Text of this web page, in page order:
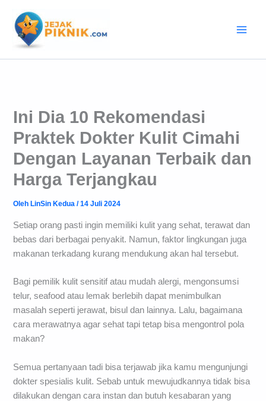
konten
Ini Dia 10 Rekomendasi
Praktek Dokter Kulit Cimahi
Dengan Layanan Terbaik dan
Harga Terjangkau
Oleh LinSin Kedua/14 Juli 2024
Setiap orang pasti ingin memiliki kulit yang sehat, terawat dan
bebas dari berbagai penyakit. Namun, faktor lingkungan juga
makanan terkadang kurang mendukung akan hal tersebut.
Bagi pemilik kulit sensitif atau mudah alergi, mengonsumsi
telur, seafood atau lemak berlebih dapat menimbulkan
masalah seperti jerawat, bisul dan lainnya. Lalu, bagaimana
cara merawatnya agar sehat tapi tetap bisa mengontrol pola
makan?
Semua pertanyaan tadi bisa terjawab jika kamu mengunjungi
dokter spesialis kulit. Sebab untuk mewujudkannya tidak bisa
dilakukan dengan cara instan dan butuh kesabaran yang